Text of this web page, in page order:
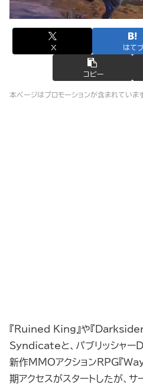
X はて
コピー
本ページはプロモーションが含まれていま
『Ruined King』や『
Syndicateと、パブリッシャ
新作MMOアクションRPG『
期アクセスがスタートしたが、